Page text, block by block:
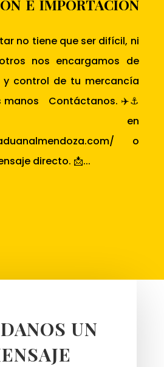
E IMPORTACIÓN
no tiene que ser difícil, ni
nos encargamos de
y control de tu mercancía
manos Contáctanos. ✈️⚓
en
o
directo. 📩...
UN